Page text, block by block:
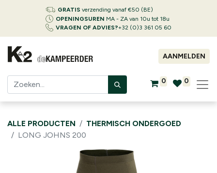
GRATIS verzending vanaf €50 (BE)
OPENINGSUREN MA - ZA van 10u tot 18u
VRAGEN OF ADVIES?+32 (0)3 361 05 60
AANMELDEN
0 0
ALLE PRODUCTEN
THERMISCH ONDERGOED
LONG JOHNS 200